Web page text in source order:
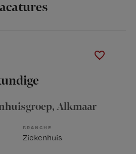
, Alkmaar
BRANCHE
Ziekenhuis